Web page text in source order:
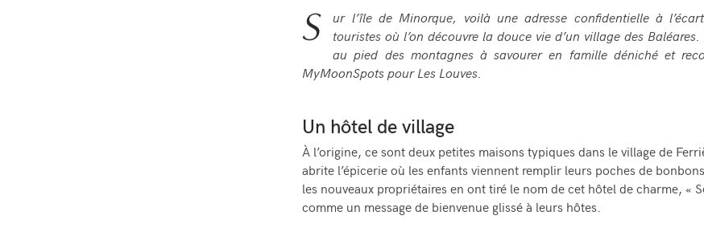
S
ur l’île de Minorque, voilà une adresse confidentielle à
touristes où l’on découvre la douce vie d’un village des
au pied des montagnes à savourer en famille déniché et
MyMoonSpots pour Les Louves.
Un hôtel de village
À l’origine, ce sont deux petites maisons typiques dans le village de
abrite l’épicerie où les enfants viennent remplir leurs poches de
les nouveaux propriétaires en ont tiré le nom de cet hôtel de charme, «
comme un message de bienvenue glissé à leurs hôtes.